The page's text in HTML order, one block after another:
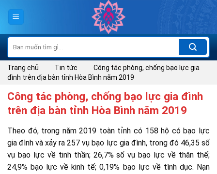
kiếm:
Trang chủ Tin tức
Công tác phòng, chống bạo lực gia
đình trên địa bàn tỉnh Hòa Bình năm 2019
Công tác phòng, chống bạo lực gia đình
trên địa bàn tỉnh Hòa Bình năm 2019
Theo đó, trong năm 2019 toàn tỉnh có 158 hộ có bạo lực
gia đình và xảy ra 257 vụ bạo lực gia đình, trong đó 46,35 số
vụ bạo lực về tinh thần; 26,7% số vụ bạo lực về thân thể;
24,9% bạo lực về kinh tế; 0,19% bạo lực về tình dục. Nạn